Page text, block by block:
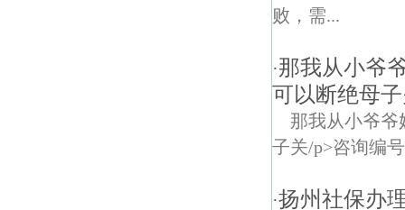
败，需...
·那我从小爷
可以断绝母子
那我从小爷
子关/p>咨询编
·扬州社保办